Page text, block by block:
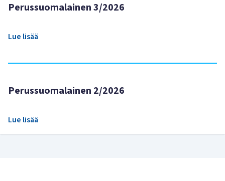
Perussuomalainen 3/2026
Lue lisää
Perussuomalainen 2/2026
Lue lisää